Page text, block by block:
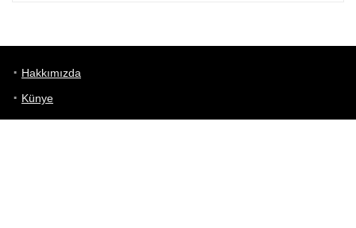
Hakkımızda
Künye
Gizlilik Politikası